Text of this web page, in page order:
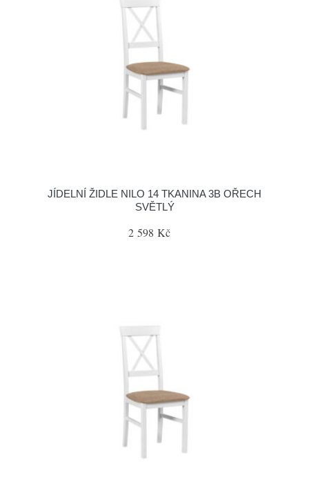
JÍDELNÍ ŽIDLE NILO 14 TKANINA 3B OŘECH
SVĚTLÝ
2 598 Kč